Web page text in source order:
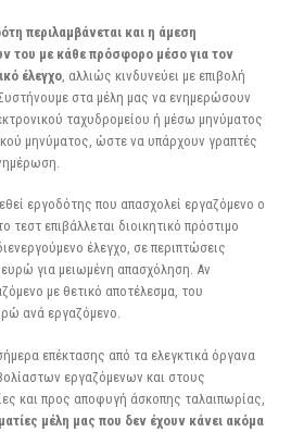
περιλαμβάνεται και η άμεση
του με κάθε πρόσφορο μέσο για τον
έλεγχο , αλλιώς κινδυνεύει με επιβολή
στα μέλη μας να ενημερώσουν
ταχυδρομείου ή μέσω μηνύματος
μηνύματος, ώστε να υπάρχουν γραπτές
εργοδότης που απασχολεί εργαζόμενο ο
τεστ επιβάλλεται διοικητικό πρόστιμο
έλεγχο, σε περιπτώσεις
για μειωμένη απασχόληση. Αν
με θετικό αποτέλεσμα, του
ανά εργαζόμενο.
επέκτασης από τα ελεγκτικά όργανα
εργαζόμενων και στους
και προς αποφυγή άσκοπης ταλαιπωρίας,
μέλη μας που δεν έχουν κάνει ακόμα